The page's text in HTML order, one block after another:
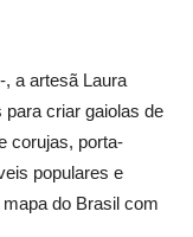
a artesã Laura
criar gaiolas de
corujas, porta-
populares e
do Brasil com